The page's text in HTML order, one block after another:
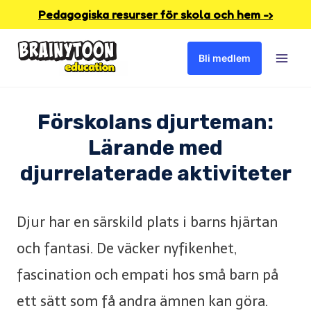
content
Pedagogiska resurser för skola och hem -›
Bli medlem
Förskolans djurteman:
Lärande med
djurrelaterade aktiviteter
Djur har en särskild plats i barns hjärtan
och fantasi. De väcker nyfikenhet,
fascination och empati hos små barn på
ett sätt som få andra ämnen kan göra.